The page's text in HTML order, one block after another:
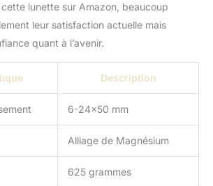
lunette sur Amazon, beaucoup
leur satisfaction actuelle mais
quant à l’avenir.
Description
6-24×50 mm
Alliage de Magnésium
625 grammes